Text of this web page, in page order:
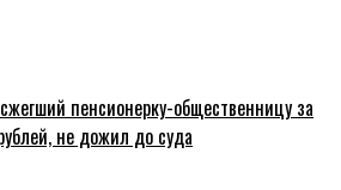
пенсионерку-общественницу за
не дожил до суда